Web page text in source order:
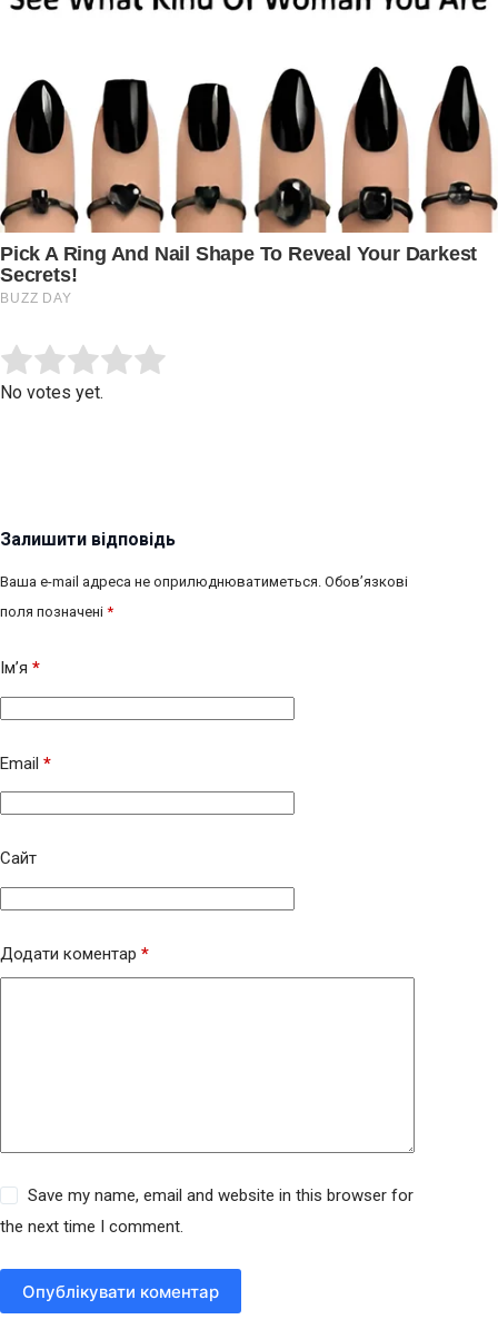
Rate this item:
No votes yet.
Залишити відповідь
Ваша e-mail адреса не оприлюднюватиметься. Обов’язкові
поля позначені *
Ім’я *
Email *
Сайт
Додати коментар *
Save my name, email and website in this browser for
the next time I comment.
Опублікувати коментар